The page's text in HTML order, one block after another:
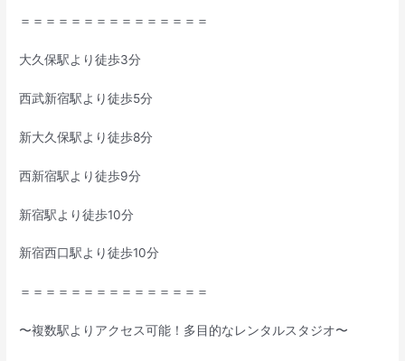
＝＝＝＝＝＝＝＝＝＝＝＝＝＝＝
大久保駅より徒歩3分
西武新宿駅より徒歩5分
新大久保駅より徒歩8分
西新宿駅より徒歩9分
新宿駅より徒歩10分
新宿西口駅より徒歩10分
＝＝＝＝＝＝＝＝＝＝＝＝＝＝＝
〜複数駅よりアクセス可能！多目的なレンタルスタジオ〜